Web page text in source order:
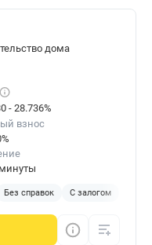
дома
- 28.736%
взнос
Без справок С залогом